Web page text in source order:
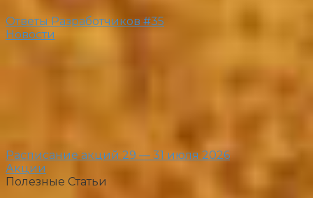
Ответы Разработчиков #35
Новости
Расписание акций 29 — 31 июля 2026
Акции
Полезные Статьи